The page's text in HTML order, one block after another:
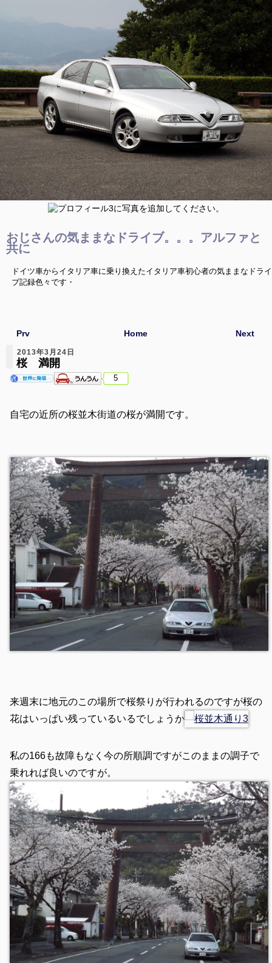
おじさんの気ままなドライブ。。。アルファと
共に
ドイツ車からイタリア車に乗り換えたイタリア車初心者の気ままなドライ
ブ記録色々です・
Next
Prv Home
2013年3月24日
桜 満開
5
自宅の近所の桜並木街道の桜が満開です。
来週末に地元のこの場所で桜祭りが行われるのですが桜の
花はいっぱい残っているいるでしょうか
私の166も故障もなく今の所順調ですがこのままの調子で
乗れれば良いのですが。